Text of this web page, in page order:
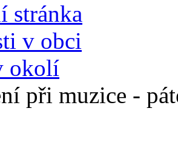
stránka
v obci
okolí
při muzice -